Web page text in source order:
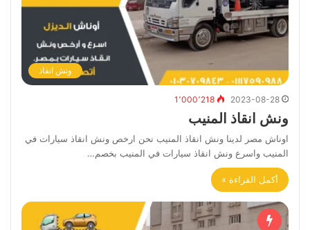
ونش انقاذ
2023-08-28 1٬000٬218
ونش انقاذ المنيب
اوناش مصر لدينا ونش انقاذ المنيب نحن ارخص ونش انقاذ سيارات في
المنيب واسرع ونش انقاذ سيارات في المنيب بخصم…
أكمل القراءة »